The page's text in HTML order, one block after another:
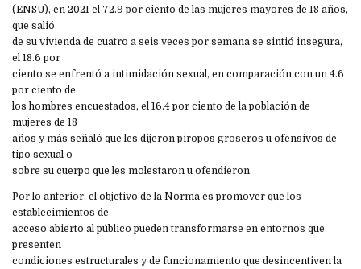
(ENSU), en 2021 el 72.9 por ciento de las mujeres mayores de 18 años,
que salió
de su vivienda de cuatro a seis veces por semana se sintió insegura,
el 18.6 por
ciento se enfrentó a intimidación sexual, en comparación con un 4.6
por ciento de
los hombres encuestados, el 16.4 por ciento de la población de
mujeres de 18
años y más señaló que les dijeron piropos groseros u ofensivos de
tipo sexual o
sobre su cuerpo que les molestaron u ofendieron.
Por lo anterior, el objetivo de la Norma es promover que los
establecimientos de
acceso abierto al público pueden transformarse en entornos que
presenten
condiciones estructurales y de funcionamiento que desincentiven la